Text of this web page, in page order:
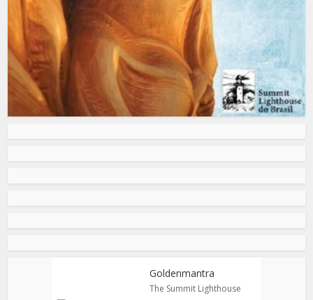
Goldenmantra
The Summit Lighthouse